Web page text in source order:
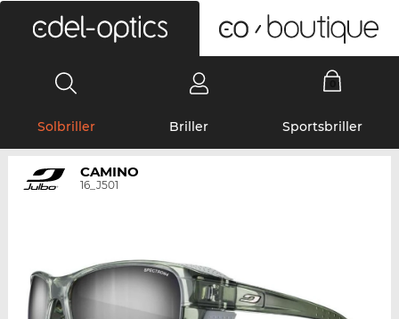
Solbriller Briller Sportsbriller
CAMINO
16_J501